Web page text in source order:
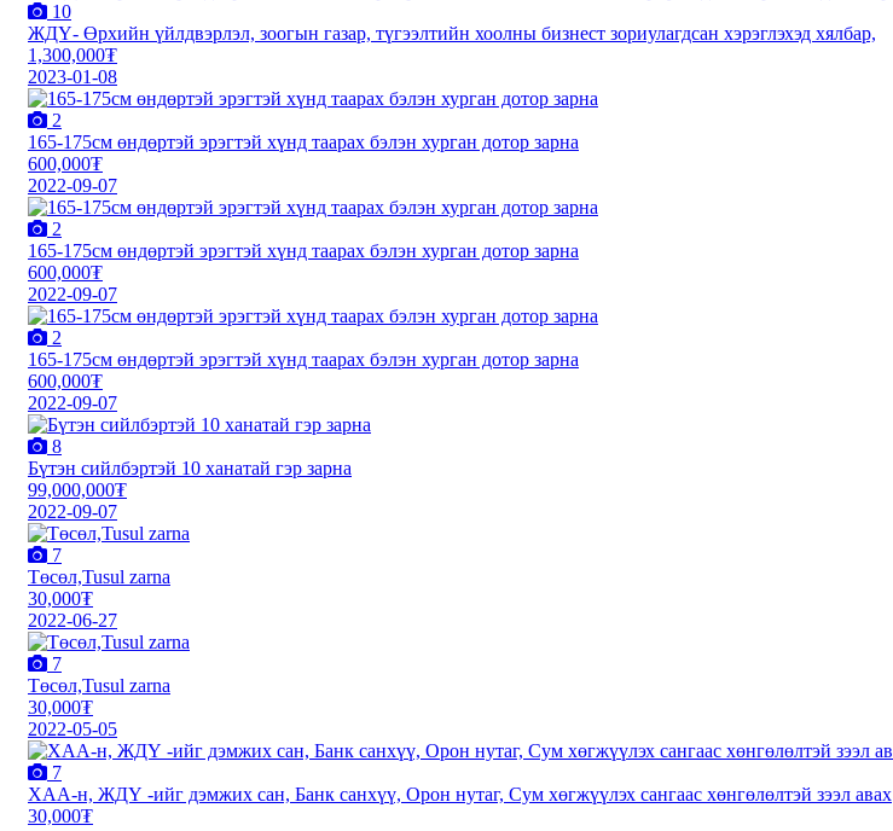
10
ЖДҮ- Өрхийн үйлдвэрлэл, зоогын газар, түгээлтийн хоолны бизнест зориулагдсан хэрэглэхэд хялбар,
1,300,000₮
2023-01-08
2
165-175см өндөртэй эрэгтэй хүнд таарах бэлэн хурган дотор зарна
600,000₮
2022-09-07
2
165-175см өндөртэй эрэгтэй хүнд таарах бэлэн хурган дотор зарна
600,000₮
2022-09-07
2
165-175см өндөртэй эрэгтэй хүнд таарах бэлэн хурган дотор зарна
600,000₮
2022-09-07
8
Бүтэн сийлбэртэй 10 ханатай гэр зарна
99,000,000₮
2022-09-07
7
Төсөл,Tusul zarna
30,000₮
2022-06-27
7
Төсөл,Tusul zarna
30,000₮
2022-05-05
7
XАА-н, ЖДҮ -ийг дэмжиx сан, Банк санxүү, Орон нутаг, Сум хөгжүүлэх сангаас хөнгөлөлтэй зээл авах
30,000₮